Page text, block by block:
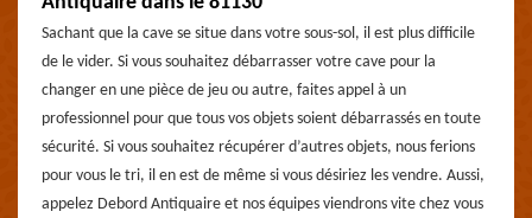
Sachant que la cave se situe dans votre sous-sol, il est plus difficile
de le vider. Si vous souhaitez débarrasser votre cave pour la
changer en une pièce de jeu ou autre, faites appel à un
professionnel pour que tous vos objets soient débarrassés en toute
sécurité. Si vous souhaitez récupérer d’autres objets, nous ferions
pour vous le tri, il en est de même si vous désiriez les vendre. Aussi,
appelez Debord Antiquaire et nos équipes viendrons vite chez vous